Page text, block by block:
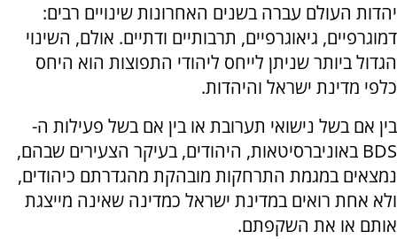
יהדות העולם עברה בשנים האחרונות שינויים רבים:
דמוגרפיים, גיאוגרפיים, תרבותיים ודתיים. אולם, השינוי
הגדול ביותר שניתן לייחס ליהודי התפוצות הוא היחס
כלפי מדינת ישראל והיהדות.
בין אם בשל נישואי תערובת או בין אם בשל פעילות ה-
BDS באוניברסיטאות, היהודים, בעיקר הצעירים שבהם,
נמצאים במגמת התרחקות מובהקת מהגדרתם כיהודים,
ולא אחת רואים במדינת ישראל כמדינה שאינה מייצגת
אותם או את השקפתם.